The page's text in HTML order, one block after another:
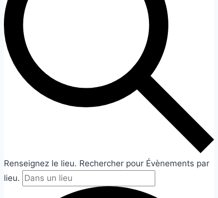
Renseignez le lieu. Rechercher pour Évènements par
lieu.